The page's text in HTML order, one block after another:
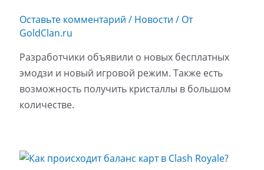
Оставьте комментарий / Новости / От
GoldClan.ru
Разработчики объявили о новых бесплатных
эмодзи и новый игровой режим. Также есть
возможность получить кристаллы в большом
количестве.